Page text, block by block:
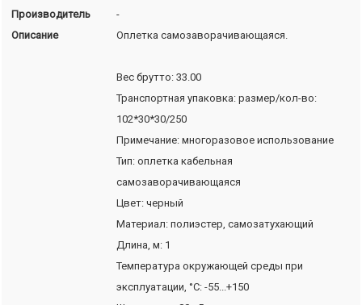
Производитель
-
Описание
Оплетка самозаворачивающаяся.
Вес брутто: 33.00
Транспортная упаковка: размер/кол-во:
102*30*30/250
Примечание: многоразовое использование
Тип: оплетка кабельная
самозаворачивающаяся
Цвет: черный
Материал: полиэстер, самозатухающий
Длина, м: 1
Температура окружающей среды при
эксплуатации, °C: -55...+150